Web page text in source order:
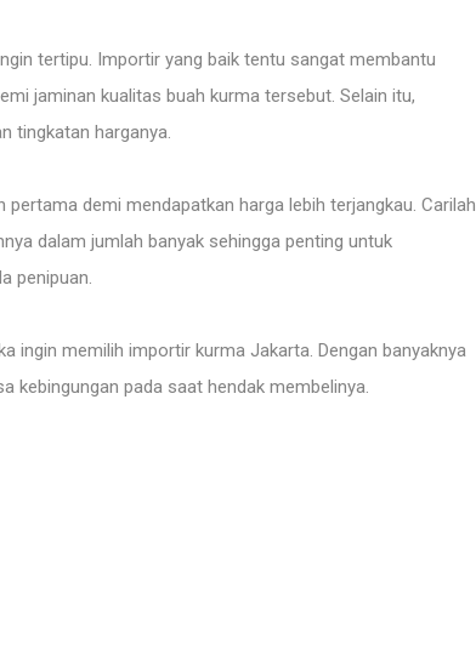
tertipu. Importir yang baik tentu sangat membantu
jaminan kualitas buah kurma tersebut. Selain itu,
tingkatan harganya.
demi mendapatkan harga lebih terjangkau. Carilah
dalam jumlah banyak sehingga penting untuk
penipuan.
ingin memilih importir kurma Jakarta. Dengan banyaknya
kebingungan pada saat hendak membelinya.